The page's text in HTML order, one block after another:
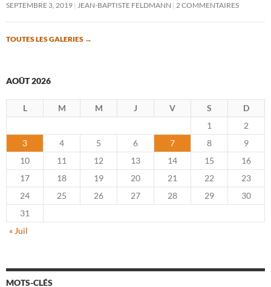
SEPTEMBRE 3, 2019 JEAN-BAPTISTE FELDMANN 2 COMMENTAIRES
TOUTES LES GALERIES →
AOÛT 2026
L M M J V S
D
1
2
3
4 5 6 7 8
9
10
11 12 13 14 15
16
17
18 19 20 21 22
23
24
25 26 27 28 29
30
31
« Juil
MOTS-CLÉS